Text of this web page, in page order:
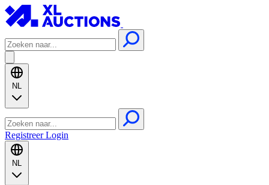
NL
RegistreerLogin
NL